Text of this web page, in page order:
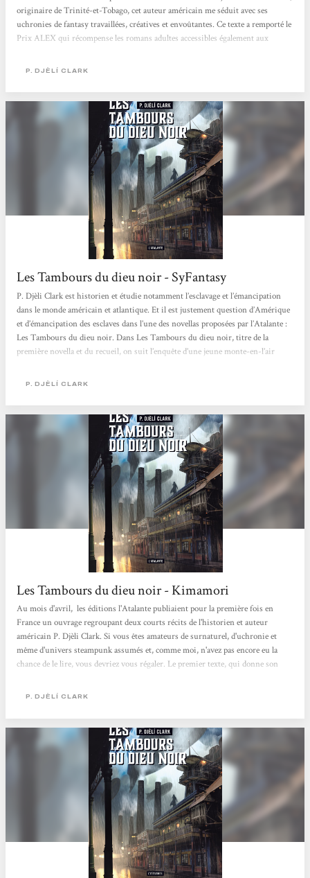
originaire de Trinité-et-Tobago, cet auteur américain me séduit avec ses
uchronies de fantasy travaillées, créatives et envoûtantes. Ce texte a remporté le
Prix ALEX qui récompense les romans adultes accessibles également aux
World Fantasy Award 2019 (catégorie novella). Pour revenir un instant sur le
P. DJÈLÍ CLARK
Les Tambours du dieu noir - SyFantasy
P. Djèli Clark est historien et étudie notamment l’esclavage et l’émancipation
dans le monde américain et atlantique. Et il est justement question d’Amérique
et d’émancipation des esclaves dans l’une des novellas proposées par l’Atalante :
Les Tambours du dieu noir. Dans Les Tambours du dieu noir, titre de la
première novella et du recueil, on suit l’enquête d’une jeune monte-en-l’air
Louisiane indépendante, dans les années 1880. Jacqueline « La Vrille »...
P. DJÈLÍ CLARK
Les Tambours du dieu noir - Kimamori
Au mois d'avril, les éditions l'Atalante publiaient pour la première fois en
France un ouvrage regroupant deux courts récits de l'historien et auteur
américain P. Djèli Clark. Si vous êtes amateurs de surnaturel, d'uchronie et
même d'univers steampunk assumés et, comme moi, n'avez pas encore eu la
chance de le lire, vous devriez vous régaler. Le premier texte, qui donne son
années 1880. La Nouvelle-Orléans est devenue un territoire indépendant et
P. DJÈLÍ CLARK